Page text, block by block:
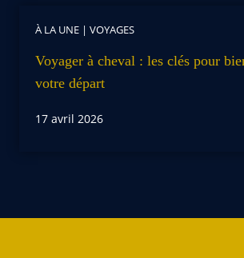
À LA UNE | VOYAGES
Voyager à cheval : les clés pour
votre départ
17 avril 2026